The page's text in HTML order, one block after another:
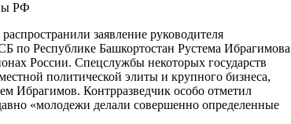
РФ
заявление руководителя
по Республике Башкортостан Рустема Ибрагимова
России. Спецслужбы некоторых государств
политической элиты и крупного бизнеса,
Ибрагимов. Контрразведчик особо отметил
«молодежи делали совершенно определенные